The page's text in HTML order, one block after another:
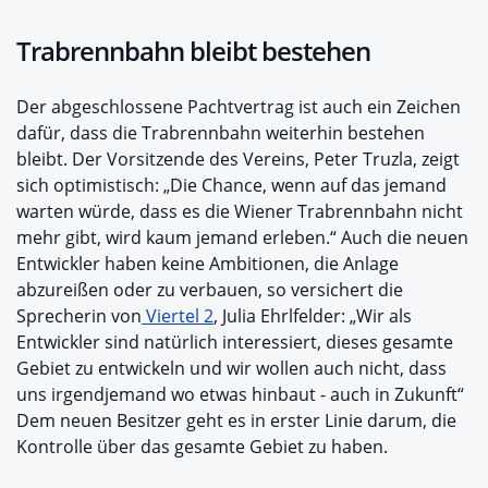
Trabrennbahn bleibt bestehen
Der abgeschlossene Pachtvertrag ist auch ein Zeichen
dafür, dass die Trabrennbahn weiterhin bestehen
bleibt. Der Vorsitzende des Vereins, Peter Truzla, zeigt
sich optimistisch: „Die Chance, wenn auf das jemand
warten würde, dass es die Wiener Trabrennbahn nicht
mehr gibt, wird kaum jemand erleben.“ Auch die neuen
Entwickler haben keine Ambitionen, die Anlage
abzureißen oder zu verbauen, so versichert die
Sprecherin von Viertel 2, Julia Ehrlfelder: „Wir als
Entwickler sind natürlich interessiert, dieses gesamte
Gebiet zu entwickeln und wir wollen auch nicht, dass
uns irgendjemand wo etwas hinbaut - auch in Zukunft“
Dem neuen Besitzer geht es in erster Linie darum, die
Kontrolle über das gesamte Gebiet zu haben.